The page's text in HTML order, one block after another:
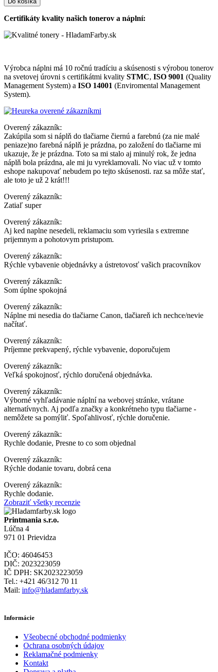
Certifikáty kvality našich tonerov a náplní:
Výrobca náplni má 10 ročnú tradíciu a skúsenosti s výrobou tonerov
na svetovej úrovni s certifikátmi kvality STMC, ISO 9001 (Quality
Management System) a ISO 14001 (Enviromental Management
System).
Overený zákazník:
Zakúpila som si náplň do tlačiarne čiernú a farebnú (za nie malé
peniaze)no farebná náplň je prázdna, po založení do tlačiarne mi
ukazuje, že je prázdna. Toto sa mi stalo aj minulý rok, že jedna
náplň bola prázdna, ale mi ju vyreklamovali. No viac už v tomto
eshope nakupovať nebudem po tejto skúsenosti. raz sa môže stať,
ale toto je už 2 krát!!!
Overený zákazník:
Zatiaľ super
Overený zákazník:
Aj ked naplne nesedeli, reklamaciu som vyriesila s extremne
prijemnym a pohotovym pristupom.
Overený zákazník:
Rýchle vybavenie objednávky a ústretovosť vašich pracovníkov
Overený zákazník:
Som úplne spokojná
Overený zákazník:
Náplne mi nesedia do tlačiarne Canon, tlačiareň ich nechce/nevie
načítať.
Overený zákazník:
Príjemne prekvapený, rýchle vybavenie, doporučujem
Overený zákazník:
Veľká spokojnosť, rýchlo doručená objednávka.
Overený zákazník:
Výborné vyhľadávanie náplní na webovej stránke, vrátane
alternatívnych. Aj podľa značky a konkrétneho typu tlačiarne -
nemôžete sa pomýliť. Spoľahlivosť, rýchle doručenie.
Overený zákazník:
Rychle dodanie, Presne to co som objednal
Overený zákazník:
Rýchle dodanie tovaru, dobrá cena
Overený zákazník:
Rychle dodanie.
Zobraziť všetky recenzie
Printmania s.r.o.
Lúčna 4
971 01 Prievidza
IČO: 46046453
DIČ: 2023223059
IČ DPH: SK2023223059
Tel.: +421 46/312 70 11
Mail: info@hladamfarby.sk
Informácie
Všeobecné obchodné podmienky
Ochrana osobných údajov
Reklamačné podmienky
Kontakt